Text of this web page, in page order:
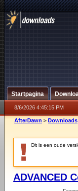
Startpagina
8/6/2026 4:45:15 PM
AfterDawn > Downloads
Dit is een oude
ADVANCED